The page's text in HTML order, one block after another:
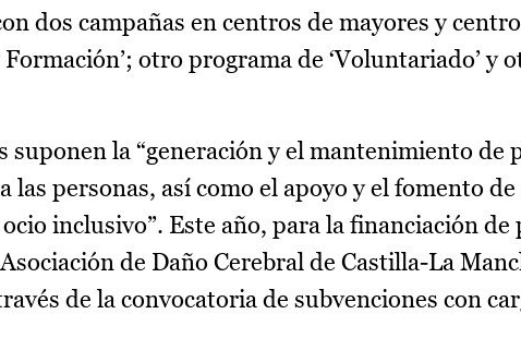
dos campañas en centros de mayores y
otro programa de ‘Voluntariado’ y
suponen la “generación y el mantenimiento de
las personas, así como el apoyo y el fomento de
inclusivo”. Este año, para la financiación de
de Daño Cerebral de Castilla-La
de la convocatoria de subvenciones con